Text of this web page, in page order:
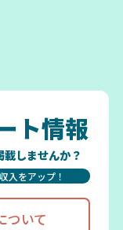
ト情報
しませんか？
入をアップ！
ついて